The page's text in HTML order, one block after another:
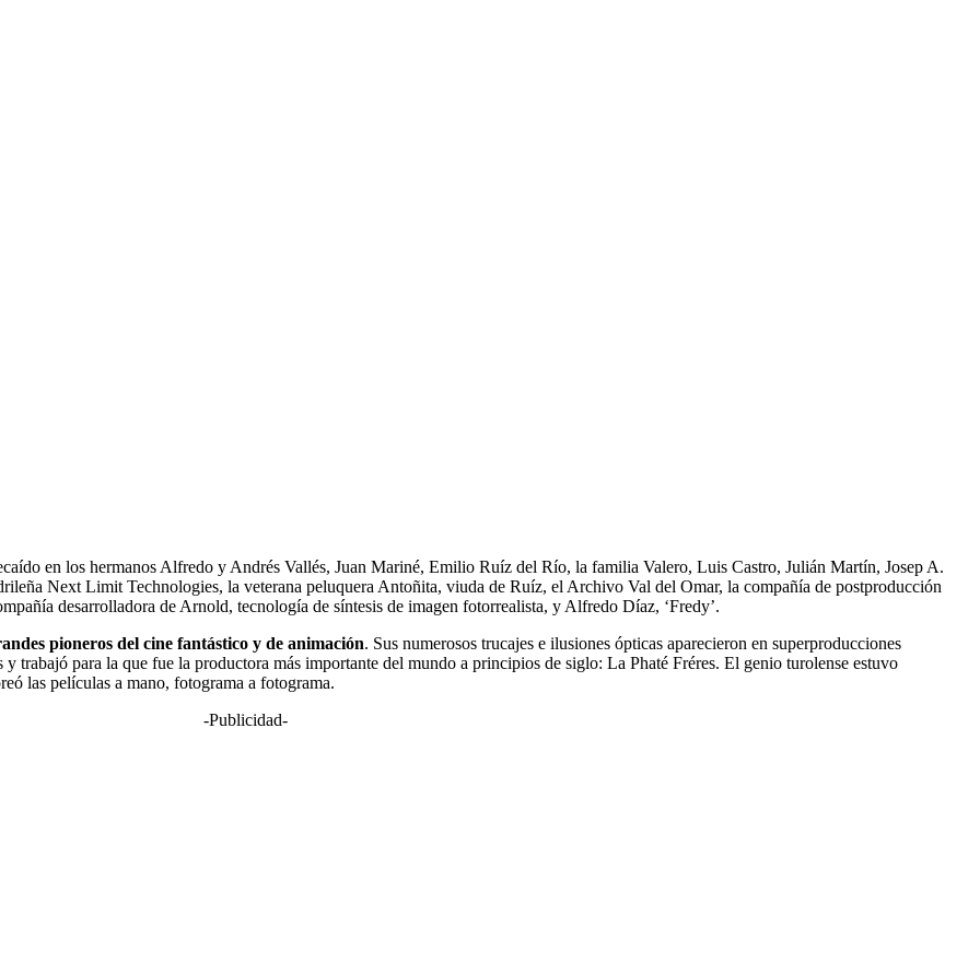
en los hermanos Alfredo y Andrés Vallés, Juan Mariné, Emilio Ruíz del Río, la familia Valero, Luis Castro, Julián Martín, Josep A.
Next Limit Technologies, la veterana peluquera Antoñita, viuda de Ruíz, el Archivo Val del Omar, la compañía de postproducción
desarrolladora de Arnold, tecnología de síntesis de imagen fotorrealista, y Alfredo Díaz, ‘Fredy’.
pioneros del cine fantástico y de animación. Sus numerosos trucajes e ilusiones ópticas aparecieron en superproducciones
trabajó para la que fue la productora más importante del mundo a principios de siglo: La Phaté Fréres. El genio turolense estuvo
las películas a mano, fotograma a fotograma.
-Publicidad-